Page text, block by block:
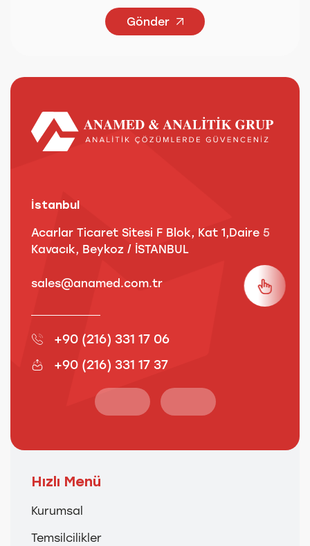
Gönder
İstanbul
Acarlar Ticaret Sitesi F Blok, Kat 1,Daire 5
Kavacık, Beykoz / İSTANBUL
sales@anamed.com.tr
+90 (216) 331 17 06
+90 (216) 331 17 37
Hızlı Menü
Kurumsal
Temsilcilikler